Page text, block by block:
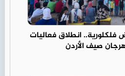
انطلاق فعاليات
صيف الأردن